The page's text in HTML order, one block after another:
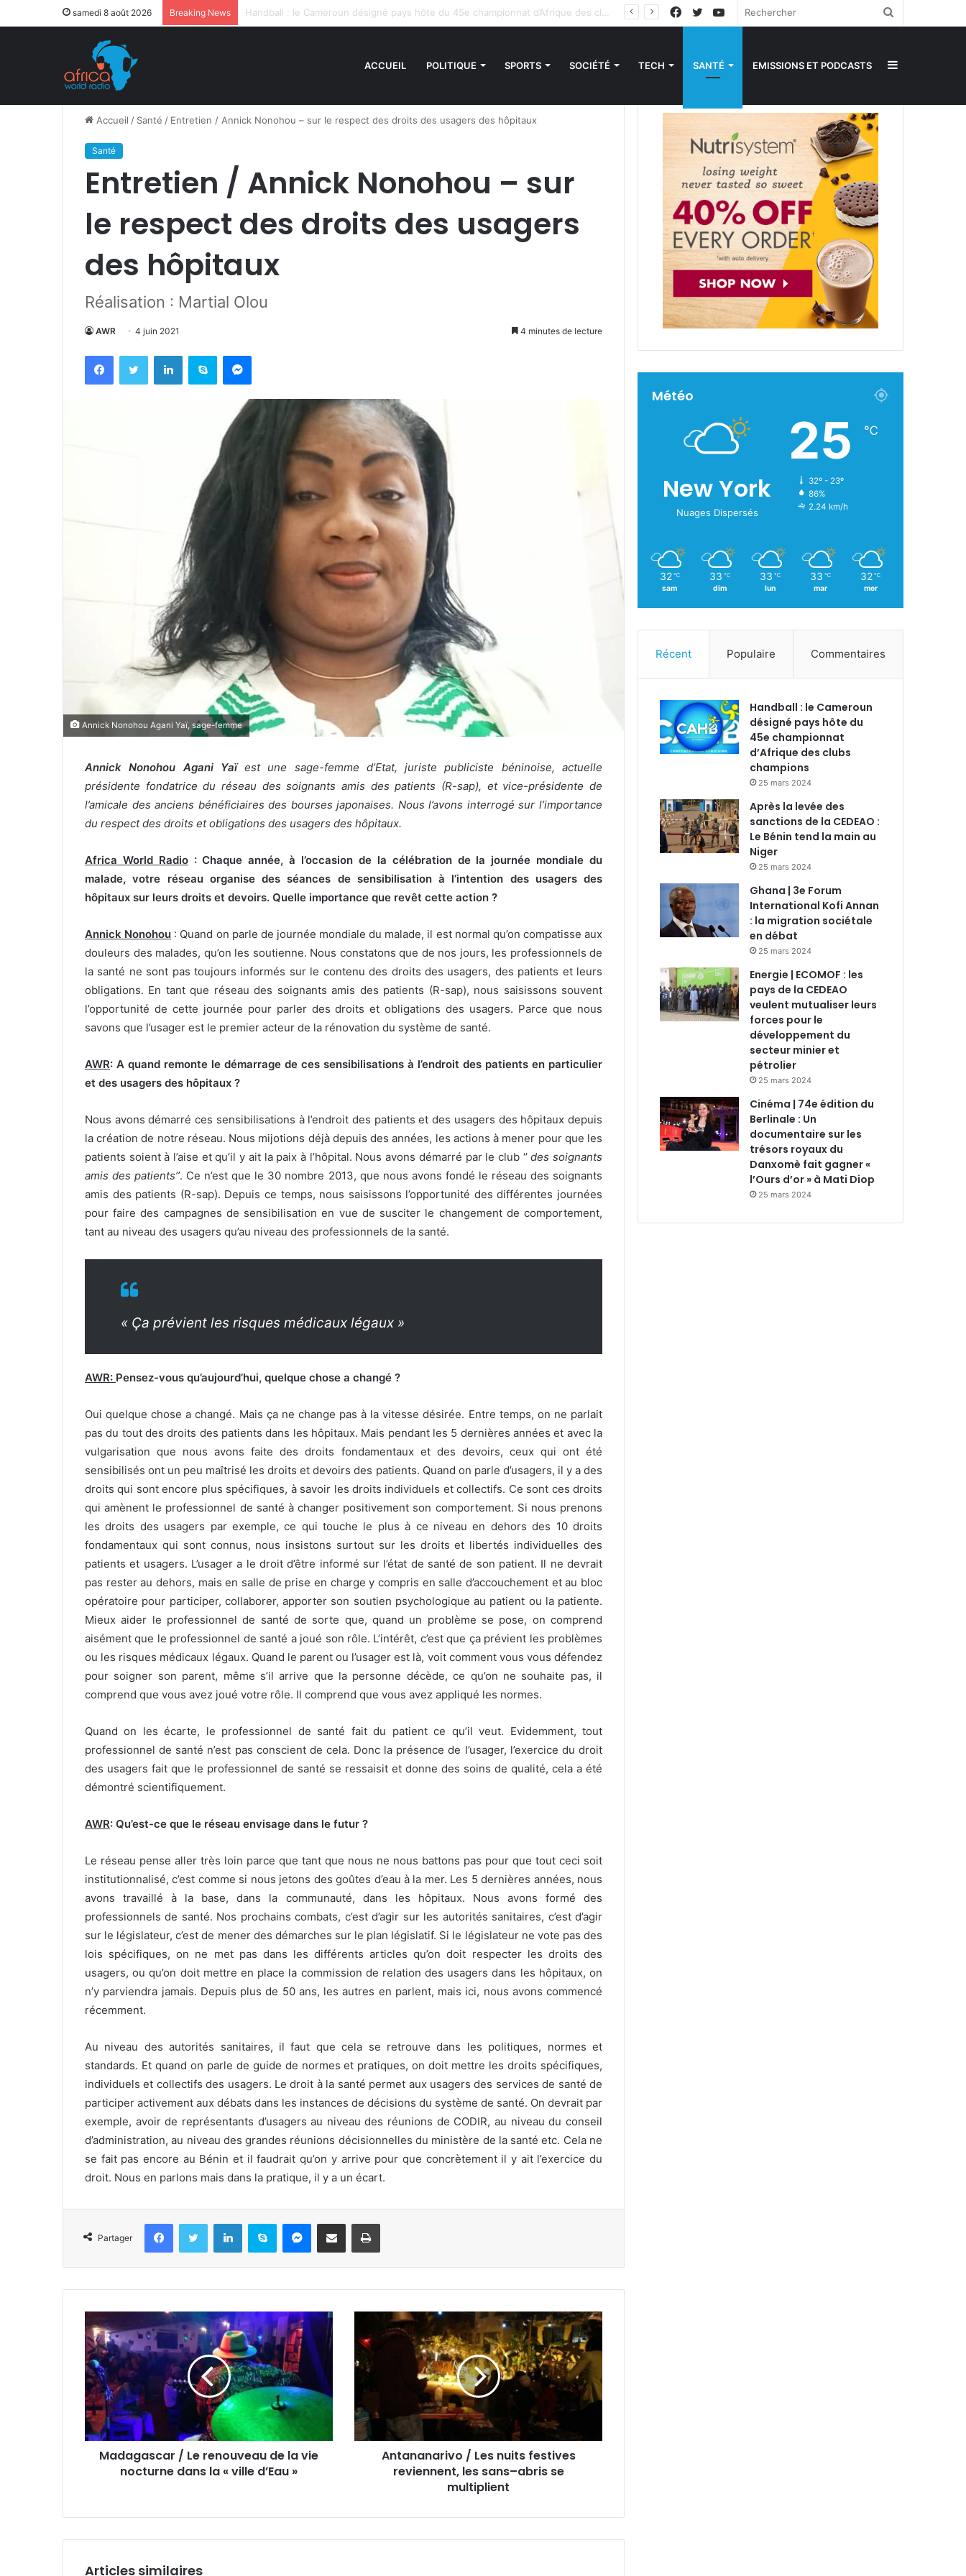
samedi 8 août 2026 Breaking News Après la levée des sanctions de la CEDEAO : Le Bénin tend la main au Niger YouTube
Twitter
Facebook
ACCUEIL POLITIQUE SPORTS SOCIÉTÉ TECH SANTÉ EMISSIONS ET PODCASTS
Accueil / Santé / Entretien / Annick Nonohou – sur le respect des droits des usagers des hôpitaux
Santé
Entretien / Annick Nonohou – sur
le respect des droits des usagers
des hôpitaux
Réalisation : Martial Olou
AWR 4 juin 2021 4 minutes de lecture
Annick Nonohou Agani Yaï, sage-femme
Annick Nonohou Agani Yaïest une sage-femme d’Etat, juriste publiciste béninoise, actuelle
présidente fondatrice du réseau des soignants amis des patients (R-sap), et vice-présidente de
l’amicale des anciens bénéficiaires des bourses japonaises. Nous l’avons interrogé sur l’importance
du respect des droits et obligations des usagers des hôpitaux.
Africa World Radio: Chaque année, à l’occasion de la célébration de la journée mondiale du
malade, votre réseau organise des séances de sensibilisation à l’intention des usagers des
hôpitaux sur leurs droits et devoirs. Quelle importance que revêt cette action ?
Annick Nonohou : Quand on parle de journée mondiale du malade, il est normal qu’on compatisse aux
douleurs des malades, qu’on les soutienne. Nous constatons que de nos jours, les professionnels de
la santé ne sont pas toujours informés sur le contenu des droits des usagers, des patients et leurs
obligations. En tant que réseau des soignants amis des patients (R-sap), nous saisissons souvent
l’opportunité de cette journée pour parler des droits et obligations des usagers. Parce que nous
savons que l’usager est le premier acteur de la rénovation du système de santé.
AWR: A quand remonte le démarrage de ces sensibilisations à l’endroit des patients en particulier
et des usagers des hôpitaux ?
Nous avons démarré ces sensibilisations à l’endroit des patients et des usagers des hôpitaux depuis
la création de notre réseau. Nous mijotions déjà depuis des années, les actions à mener pour que les
patients soient à l’aise et qu’il y ait la paix à l’hôpital. Nous avons démarré par le club ‘’des soignants
amis des patients’’. Ce n’est que le 30 nombre 2013, que nous avons fondé le réseau des soignants
amis des patients (R-sap). Depuis ce temps, nous saisissons l’opportunité des différentes journées
pour faire des campagnes de sensibilisation en vue de susciter le changement de comportement,
tant au niveau des usagers qu’au niveau des professionnels de la santé.
« Ça prévient les risques médicaux légaux »
AWR: Pensez-vous qu’aujourd’hui, quelque chose a changé ?
Oui quelque chose a changé. Mais ça ne change pas à la vitesse désirée. Entre temps, on ne parlait
pas du tout des droits des patients dans les hôpitaux. Mais pendant les 5 dernières années et avec la
vulgarisation que nous avons faite des droits fondamentaux et des devoirs, ceux qui ont été
sensibilisés ont un peu maîtrisé les droits et devoirs des patients. Quand on parle d’usagers, il y a des
droits qui sont encore plus spécifiques, à savoir les droits individuels et collectifs. Ce sont ces droits
qui amènent le professionnel de santé à changer positivement son comportement. Si nous prenons
les droits des usagers par exemple, ce qui touche le plus à ce niveau en dehors des 10 droits
fondamentaux qui sont connus, nous insistons surtout sur les droits et libertés individuelles des
patients et usagers. L’usager a le droit d’être informé sur l’état de santé de son patient. Il ne devrait
pas rester au dehors, mais en salle de prise en charge y compris en salle d’accouchement et au bloc
opératoire pour participer, collaborer, apporter son soutien psychologique au patient ou la patiente.
Mieux aider le professionnel de santé de sorte que, quand un problème se pose, on comprend
aisément que le professionnel de santé a joué son rôle. L’intérêt, c’est que ça prévient les problèmes
ou les risques médicaux légaux. Quand le parent ou l’usager est là, voit comment vous vous défendez
pour soigner son parent, même s’il arrive que la personne décède, ce qu’on ne souhaite pas, il
comprend que vous avez joué votre rôle. Il comprend que vous avez appliqué les normes.
Quand on les écarte, le professionnel de santé fait du patient ce qu’il veut. Evidemment, tout
professionnel de santé n’est pas conscient de cela. Donc la présence de l’usager, l’exercice du droit
des usagers fait que le professionnel de santé se ressaisit et donne des soins de qualité, cela a été
démontré scientifiquement.
AWR: Qu’est-ce que le réseau envisage dans le futur ?
Le réseau pense aller très loin parce que tant que nous ne nous battons pas pour que tout ceci soit
institutionnalisé, c’est comme si nous jetons des goûtes d’eau à la mer. Les 5 dernières années, nous
avons travaillé à la base, dans la communauté, dans les hôpitaux. Nous avons formé des
professionnels de santé. Nos prochains combats, c’est d’agir sur les autorités sanitaires, c’est d’agir
sur le législateur, c’est de mener des démarches sur le plan législatif. Si le législateur ne vote pas des
lois spécifiques, on ne met pas dans les différents articles qu’on doit respecter les droits des
usagers, ou qu’on doit mettre en place la commission de relation des usagers dans les hôpitaux, on
n’y parviendra jamais. Depuis plus de 50 ans, les autres en parlent, mais ici, nous avons commencé
récemment.
Au niveau des autorités sanitaires, il faut que cela se retrouve dans les politiques, normes et
standards. Et quand on parle de guide de normes et pratiques, on doit mettre les droits spécifiques,
individuels et collectifs des usagers. Le droit à la santé permet aux usagers des services de santé de
participer activement aux débats dans les instances de décisions du système de santé. On devrait par
exemple, avoir de représentants d’usagers au niveau des réunions de CODIR, au niveau du conseil
d’administration, au niveau des grandes réunions décisionnelles du ministère de la santé etc. Cela ne
se fait pas encore au Bénin et il faudrait qu’on y arrive pour que concrètement il y ait l’exercice du
droit. Nous en parlons mais dans la pratique, il y a un écart.
Partager
Madagascar / Le renouveau de la vie
nocturne dans la « ville d’Eau »
Antananarivo / Les nuits festives
reviennent, les sans–abris se
multiplient
Articles similaires
Météo
New York
Nuages Dispersés
25 ℃
32º - 23º
86%
2.24 km/h
32 ℃
sam
33 ℃
dim
33 ℃
lun
33 ℃
mar
32 ℃
mer
Récent Populaire Commentaires
Handball : le Cameroun
désigné pays hôte du
45e championnat
d’Afrique des clubs
champions
25 mars 2024
Après la levée des
sanctions de la CEDEAO :
Le Bénin tend la main au
Niger
25 mars 2024
Ghana | 3e Forum
International Kofi Annan
: la migration sociétale
en débat
25 mars 2024
Energie | ECOMOF : les
pays de la CEDEAO
veulent mutualiser leurs
forces pour le
développement du
secteur minier et
pétrolier
25 mars 2024
Cinéma | 74e édition du
Berlinale : Un
documentaire sur les
trésors royaux du
Danxomè fait gagner «
l’Ours d’or » à Mati Diop
25 mars 2024